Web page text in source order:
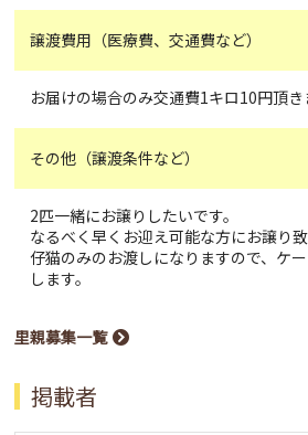
譲渡費用（医療費、交通費など）
お届けの場合のみ交通費1キロ10円頂き
その他（譲渡条件など）
2匹一緒にお譲りしたいです。
なるべく早くお迎え可能な方にお譲り致
仔猫のみのお渡しになりますので、ケ
します。
里親募集一覧
掲載者